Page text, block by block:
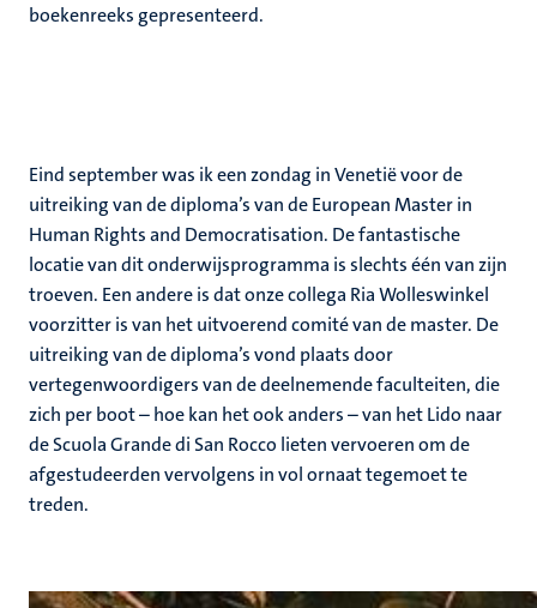
boekenreeks gepresenteerd.
Eind september was ik een zondag in Venetië voor de
uitreiking van de diploma’s van de European Master in
Human Rights and Democratisation. De fantastische
locatie van dit onderwijsprogramma is slechts één van zijn
troeven. Een andere is dat onze collega Ria Wolleswinkel
voorzitter is van het uitvoerend comité van de master. De
uitreiking van de diploma’s vond plaats door
vertegenwoordigers van de deelnemende faculteiten, die
zich per boot – hoe kan het ook anders – van het Lido naar
de Scuola Grande di San Rocco lieten vervoeren om de
afgestudeerden vervolgens in vol ornaat tegemoet te
treden.